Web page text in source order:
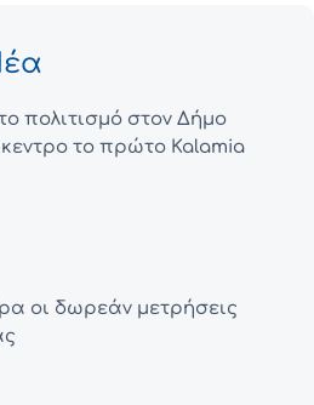
πολιτισμό στον Δήμο
το πρώτο Kalamia
οι δωρεάν μετρήσεις